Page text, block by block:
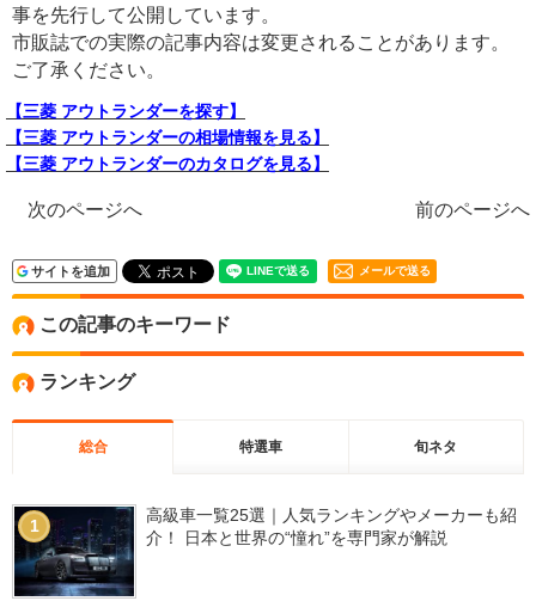
事を先行して公開しています。
市販誌での実際の記事内容は変更されることがあります。
ご了承ください。
【三菱 アウトランダーを探す】
【三菱 アウトランダーの相場情報を見る】
【三菱 アウトランダーのカタログを見る】
次のページへ 前のページへ
サイトを追加 メールで送る
この記事のキーワード
ランキング
総合 特選車 旬ネタ
1
高級車一覧25選｜人気ランキングやメーカーも紹
介！ 日本と世界の“憧れ”を専門家が解説